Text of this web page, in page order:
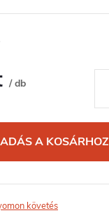
/ db
A KOSÁRHOZ
követés